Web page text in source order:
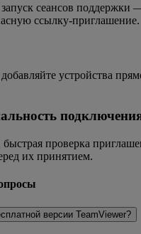
сеансов поддержки
ссылку-приглашение.
устройства
быстрая проверка
их принятием.
версии TeamViewer?